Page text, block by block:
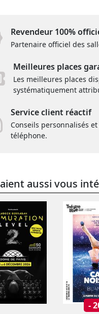
Revendeur 100%
Partenaire officiel des
Meilleures places
Les meilleures places
systématiquement
Service client réactif
Conseils personnalisés
téléphone.
aussi vous
-